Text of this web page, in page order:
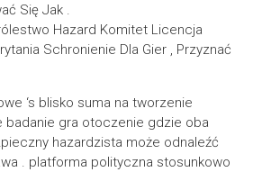
Się Jak .
Hazard Komitet Licencja
Schronienie Dla Gier , Przyznać
‘s blisko suma na tworzenie
badanie gra otoczenie gdzie oba
hazardzista może odnaleźć
. platforma polityczna stosunkowo